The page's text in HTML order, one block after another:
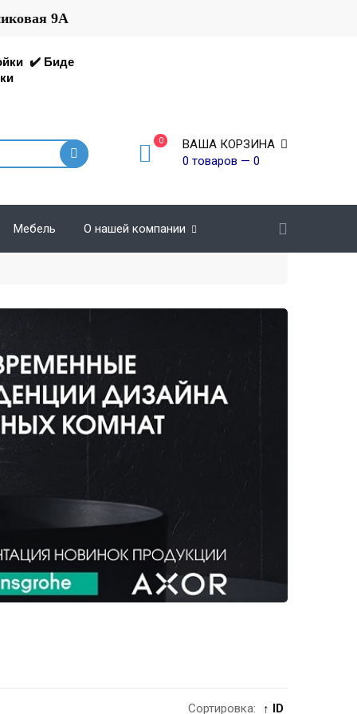
9А
✔️ Биде
0
ВАША КОРЗИНА
0 товаров — 0
Мебель О нашей компании
Сортировка: ↑ ID